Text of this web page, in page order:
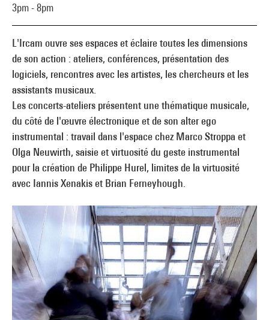
L'Ircam ouvre ses espaces et éclaire toutes les dimensions
de son action : ateliers, conférences, présentation des
logiciels, rencontres avec les artistes, les chercheurs et les
assistants musicaux.
Les concerts-ateliers présentent une thématique musicale,
du côté de l'œuvre électronique et de son alter ego
instrumental : travail dans l'espace chez Marco Stroppa et
Olga Neuwirth, saisie et virtuosité du geste instrumental
pour la création de Philippe Hurel, limites de la virtuosité
avec Iannis Xenakis et Brian Ferneyhough.
3pm - 8pm